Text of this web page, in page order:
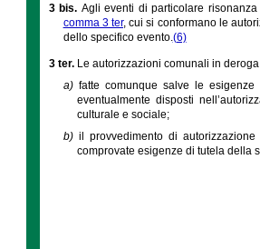
3 bis. Agli eventi di particolare
comma 3 ter, cui si conformano le
dello specifico evento.(6)
3 ter. Le autorizzazioni comunali in
a) fatte comunque salve le
eventualmente disposti
culturale e sociale;
b) il provvedimento di
comprovate esigenze di tutela della